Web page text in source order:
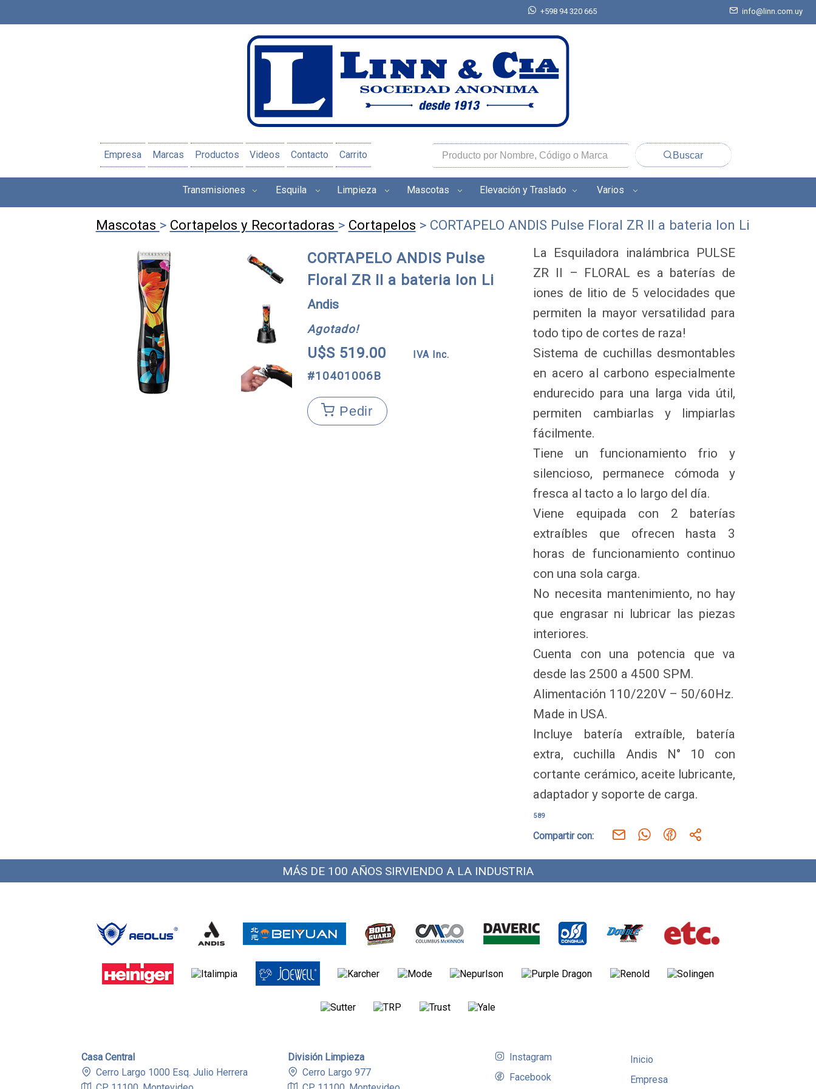
+598 94 320 665 info@linn.com.uy
Empresa Marcas Productos Videos Contacto Carrito Buscar
Transmisiones Esquila Limpieza Mascotas Elevación y Traslado Varios
Mascotas > Cortapelos y Recortadoras > Cortapelos > CORTAPELO ANDIS Pulse Floral ZR II a bateria Ion Li
CORTAPELO ANDIS Pulse
Floral ZR II a bateria Ion Li
Andis
Agotado!
U$S 519.00 IVA Inc.
#10401006B
Pedir
La Esquiladora inalámbrica PULSE
ZR II – FLORAL es a baterías de
iones de litio de 5 velocidades que
permiten la mayor versatilidad para
todo tipo de cortes de raza!
Sistema de cuchillas desmontables
en acero al carbono especialmente
endurecido para una larga vida útil,
permiten cambiarlas y limpiarlas
fácilmente.
Tiene un funcionamiento frio y
silencioso, permanece cómoda y
fresca al tacto a lo largo del día.
Viene equipada con 2 baterías
extraíbles que ofrecen hasta 3
horas de funcionamiento continuo
con una sola carga.
No necesita mantenimiento, no hay
que engrasar ni lubricar las piezas
interiores.
Cuenta con una potencia que va
desde las 2500 a 4500 SPM.
Alimentación 110/220V – 50/60Hz.
Made in USA.
Incluye batería extraíble, batería
extra, cuchilla Andis N° 10 con
cortante cerámico, aceite lubricante,
589
Compartir con:
MÁS DE 100 AÑOS SIRVIENDO A LA INDUSTRIA
Casa Central
Cerro Largo 1000 Esq. Julio Herrera
División Limpieza
Cerro Largo 977
Instagram
Facebook
Inicio
Empresa